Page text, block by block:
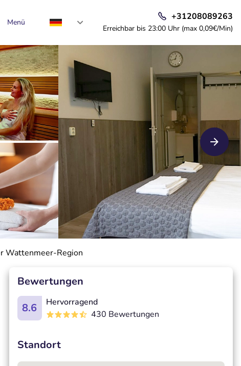
Menü
+31208089263
Erreichbar bis 23:00 Uhr (max 0,09€/Min)
Wattenmeer-Region
Bewertungen
8.6
Hervorragend
430 Bewertungen
Standort